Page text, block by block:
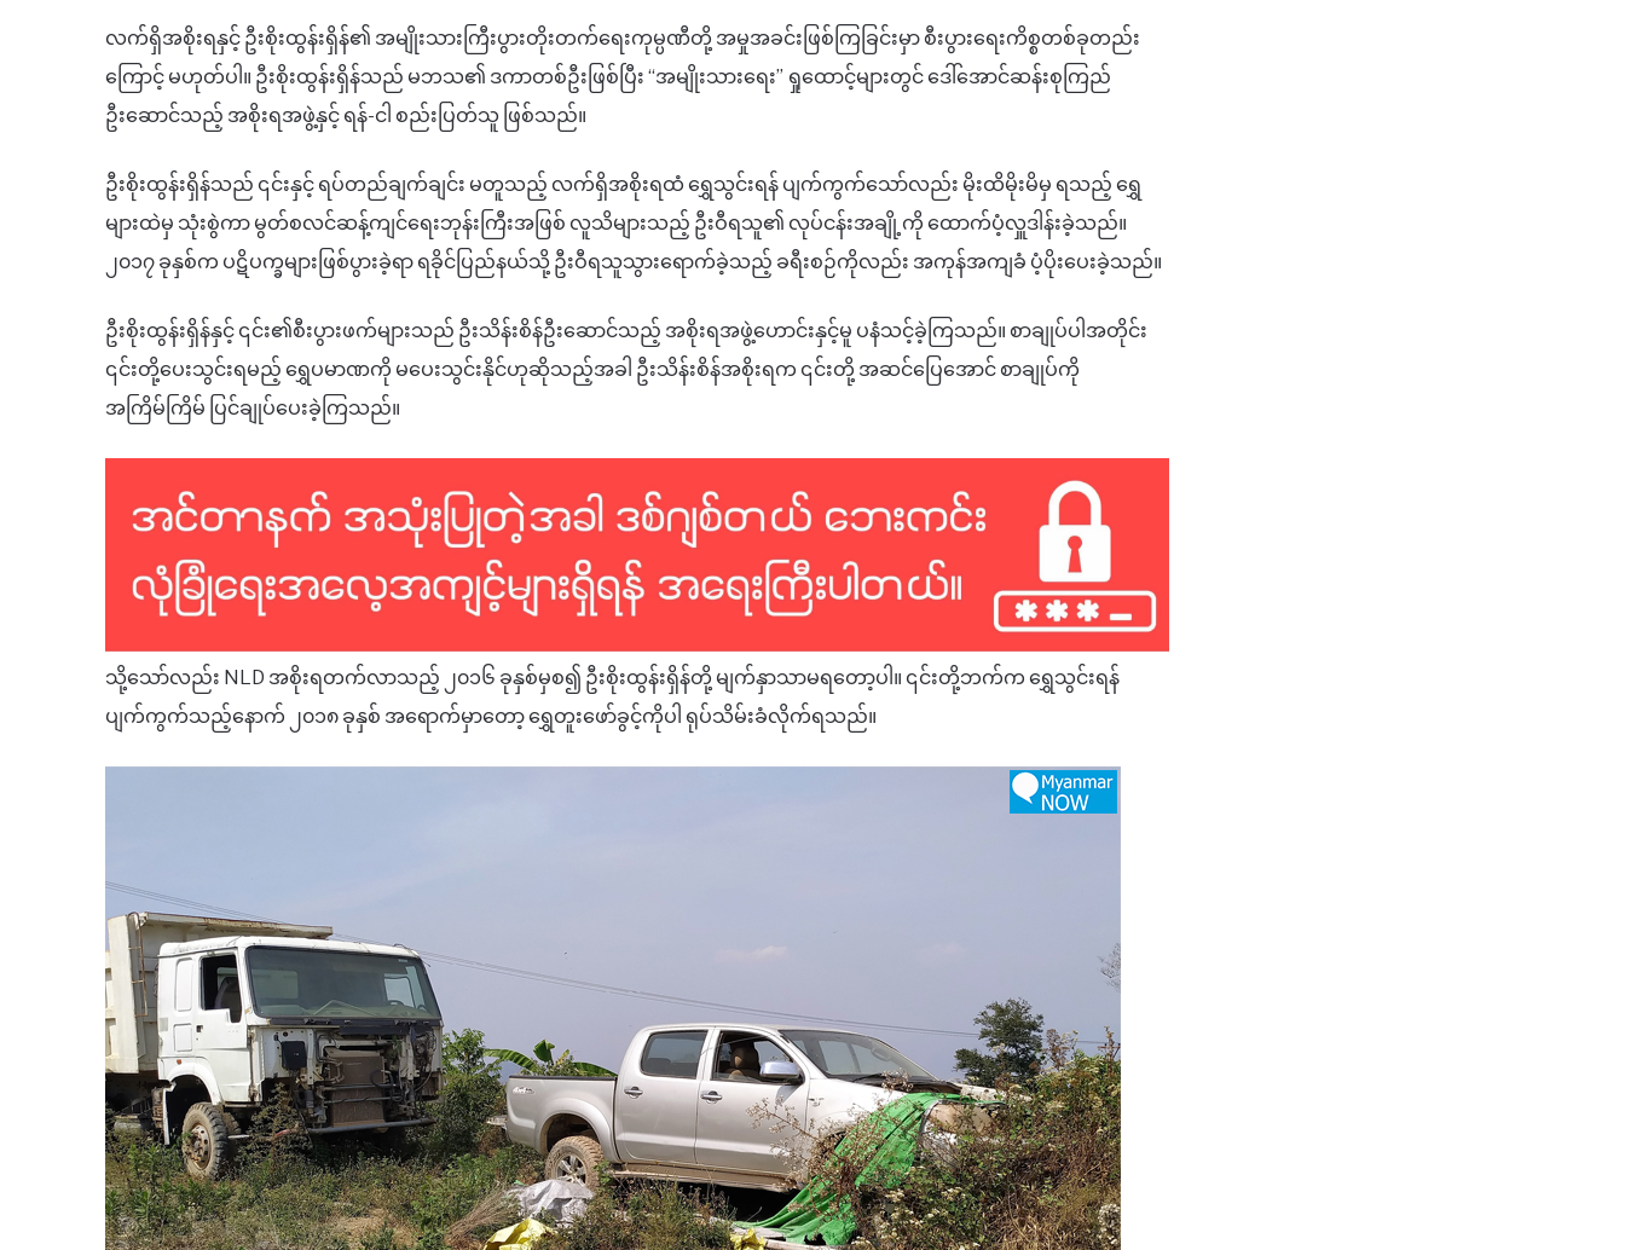
လက်ရှိအစိုးရနှင့် ဦးစိုးထွန်းရှိန်၏ အမျိုးသားကြီးပွားတိုးတက်ရေးကုမ္ပဏီတို့ အမှုအခင်းဖြစ်ကြခြင်းမှာ စီးပွားရေးကိစ္စတစ်ခုတည်း
ကြောင့် မဟုတ်ပါ။ ဦးစိုးထွန်းရှိန်သည် မဘသ၏ ဒကာတစ်ဦးဖြစ်ပြီး “အမျိုးသားရေး” ရှုထောင့်များတွင် ဒေါ်အောင်ဆန်းစုကြည်
ဦးဆောင်သည့် အစိုးရအဖွဲ့နှင့် ရန်-ငါ စည်းပြတ်သူ ဖြစ်သည်။
ဦးစိုးထွန်းရှိန်သည် ၎င်းနှင့် ရပ်တည်ချက်ချင်း မတူသည့် လက်ရှိအစိုးရထံ ရွှေသွင်းရန် ပျက်ကွက်သော်လည်း မိုးထိမိုးမိမှ ရသည့် ရွှေ
များထဲမှ သုံးစွဲကာ မွတ်စလင်ဆန့်ကျင်ရေးဘုန်းကြီးအဖြစ် လူသိများသည့် ဦးဝီရသူ၏ လုပ်ငန်းအချို့ကို ထောက်ပံ့လှူဒါန်းခဲ့သည်။
၂၀၁၇ ခုနှစ်က ပဋိပက္ခများဖြစ်ပွားခဲ့ရာ ရခိုင်ပြည်နယ်သို့ ဦးဝီရသူသွားရောက်ခဲ့သည့် ခရီးစဉ်ကိုလည်း အကုန်အကျခံ ပံ့ပိုးပေးခဲ့သည်။
ဦးစိုးထွန်းရှိန်နှင့် ၎င်း၏စီးပွားဖက်များသည် ဦးသိန်းစိန်ဦးဆောင်သည့် အစိုးရအဖွဲ့ဟောင်းနှင့်မူ ပနံသင့်ခဲ့ကြသည်။ စာချုပ်ပါအတိုင်း
၎င်းတို့ပေးသွင်းရမည့် ရွှေပမာဏကို မပေးသွင်းနိုင်ဟုဆိုသည့်အခါ ဦးသိန်းစိန်အစိုးရက ၎င်းတို့ အဆင်ပြေအောင် စာချုပ်ကို
အကြိမ်ကြိမ် ပြင်ချုပ်ပေးခဲ့ကြသည်။
သို့သော်လည်း NLD အစိုးရတက်လာသည့် ၂၀၁၆ ခုနှစ်မှစ၍ ဦးစိုးထွန်းရှိန်တို့ မျက်နှာသာမရတော့ပါ။ ၎င်းတို့ဘက်က ရွှေသွင်းရန်
ပျက်ကွက်သည့်နောက် ၂၀၁၈ ခုနှစ် အရောက်မှာတော့ ရွှေတူးဖော်ခွင့်ကိုပါ ရုပ်သိမ်းခံလိုက်ရသည်။